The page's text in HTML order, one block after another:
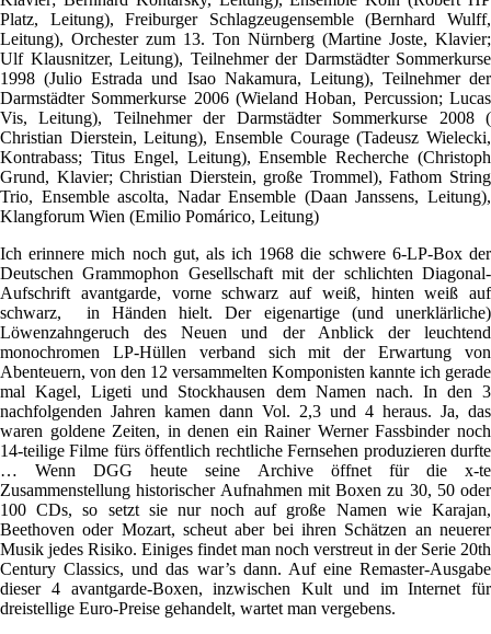
Platz, Leitung), Freiburger Schlagzeugensemble (Bernhard Wulff,
Leitung), Orchester zum 13. Ton Nürnberg (Martine Joste, Klavier;
Ulf Klausnitzer, Leitung), Teilnehmer der Darmstädter Sommerkurse
1998 (Julio Estrada und Isao Nakamura, Leitung), Teilnehmer der
Darmstädter Sommerkurse 2006 (Wieland Hoban, Percussion; Lucas
Vis, Leitung), Teilnehmer der Darmstädter Sommerkurse 2008 (
Christian Dierstein, Leitung), Ensemble Courage (Tadeusz Wielecki,
Kontrabass; Titus Engel, Leitung), Ensemble Recherche (Christoph
Grund, Klavier; Christian Dierstein, große Trommel), Fathom String
Trio, Ensemble ascolta, Nadar Ensemble (Daan Janssens, Leitung),
Klangforum Wien (Emilio Pomárico, Leitung)
Ich erinnere mich noch gut, als ich 1968 die schwere 6-LP-Box der
Deutschen Grammophon Gesellschaft mit der schlichten Diagonal-
Aufschrift avantgarde, vorne schwarz auf weiß, hinten weiß auf
schwarz, in Händen hielt. Der eigenartige (und unerklärliche)
Löwenzahngeruch des Neuen und der Anblick der leuchtend
monochromen LP-Hüllen verband sich mit der Erwartung von
Abenteuern, von den 12 versammelten Komponisten kannte ich gerade
mal Kagel, Ligeti und Stockhausen dem Namen nach. In den 3
nachfolgenden Jahren kamen dann Vol. 2,3 und 4 heraus. Ja, das
waren goldene Zeiten, in denen ein Rainer Werner Fassbinder noch
14-teilige Filme fürs öffentlich rechtliche Fernsehen produzieren durfte
… Wenn DGG heute seine Archive öffnet für die x-te
Zusammenstellung historischer Aufnahmen mit Boxen zu 30, 50 oder
100 CDs, so setzt sie nur noch auf große Namen wie Karajan,
Beethoven oder Mozart, scheut aber bei ihren Schätzen an neuerer
Musik jedes Risiko. Einiges findet man noch verstreut in der Serie 20th
Century Classics, und das war’s dann. Auf eine Remaster-Ausgabe
dieser 4 avantgarde-Boxen, inzwischen Kult und im Internet für
dreistellige Euro-Preise gehandelt, wartet man vergebens.